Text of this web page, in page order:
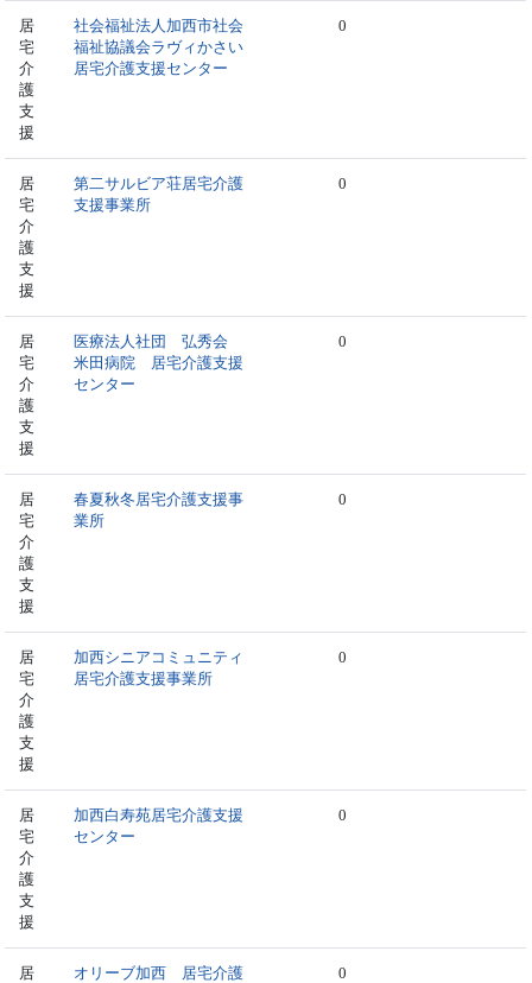
居
宅
介
護
支
援
社会福祉法人加西市社会
福祉協議会ラヴィかさい
居宅介護支援センター
0
居
宅
介
護
支
援
第二サルビア荘居宅介護
支援事業所
0
居
宅
介
護
支
援
医療法人社団 弘秀会
米田病院 居宅介護支援
センター
0
居
宅
介
護
支
援
春夏秋冬居宅介護支援事
業所
0
居
宅
介
護
支
援
加西シニアコミュニティ
居宅介護支援事業所
0
居
宅
介
護
支
援
加西白寿苑居宅介護支援
センター
0
居
オリーブ加西 居宅介護
0